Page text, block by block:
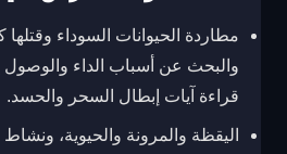
مطاردة الحيوانات السوداء وقتلها
والبحث عن أسباب الداء والوصول
قراءة آيات إبطال السحر والحسد.
اليقظة والمرونة والحيوية،